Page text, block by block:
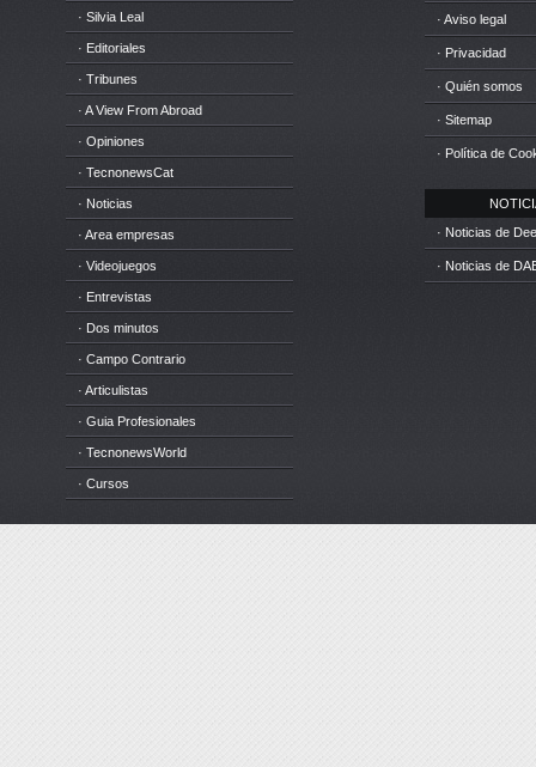
· Silvia Leal
· Editoriales
· Tribunes
· A View From Abroad
· Opiniones
· TecnonewsCat
· Noticias
· Area empresas
· Videojuegos
· Entrevistas
· Dos minutos
· Campo Contrario
· Articulistas
· Guia Profesionales
· TecnonewsWorld
· Cursos
· Aviso legal
· Privacidad
· Quién somos
· Sitemap
· Política de
· Noticias de
· Noticias de